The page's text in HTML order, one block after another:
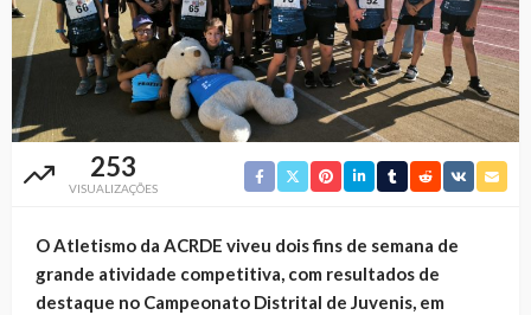
253
VISUALIZAÇÕES
O Atletismo da ACRDE viveu dois fins de semana de
grande atividade competitiva, com resultados de
destaque no Campeonato Distrital de Juvenis, em